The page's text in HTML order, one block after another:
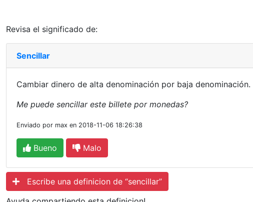
Revisa el significado de:
Sencillar
Cambiar dinero de alta denominación por baja denominación.
Me puede sencillar este billete por monedas?
Enviado por max en 2018-11-06 18:26:38
Bueno Malo
Escribe una definicion de “sencillar”